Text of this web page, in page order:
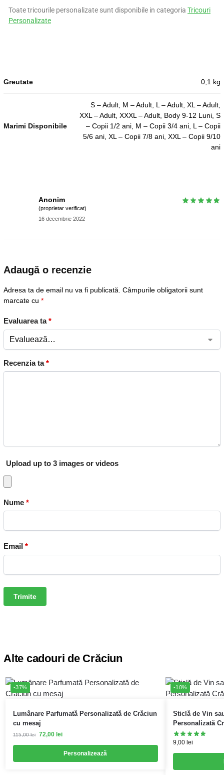
Toate tricourile personalizate sunt disponibile in categoria Tricouri
Personalizate
Greutate 0,1 kg
Marimi Disponibile
S – Adult, M – Adult, L – Adult, XL – Adult,
XXL – Adult, XXXL – Adult, Body 9-12 Luni, S
– Copii 1/2 ani, M – Copii 3/4 ani, L – Copii
5/6 ani, XL – Copii 7/8 ani, XXL – Copii 9/10
ani
Anonim
(proprietar verificat)
16 decembrie 2022
Adaugă o recenzie
Adresa ta de email nu va fi publicată. Câmpurile obligatorii sunt
marcate cu *
Evaluarea ta*
Recenzia ta*
Upload up to 3 images or videos
Nume *
Email *
Alte cadouri de Crăciun
-37%
Lumânare Parfumată Personalizată de Crăciun
cu mesaj
115,00lei 72,00 lei
Personalizează
-10%
Sticlă de Vin
Personalizată
9,00 lei